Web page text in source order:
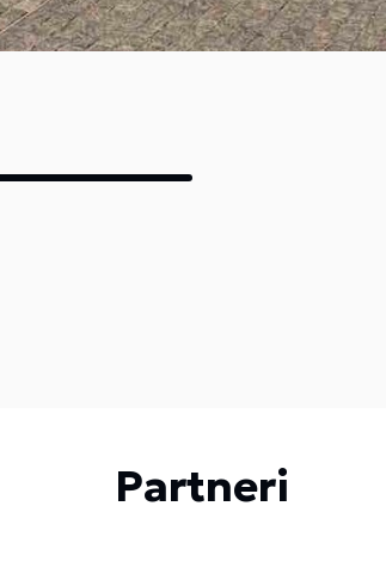
Partneri